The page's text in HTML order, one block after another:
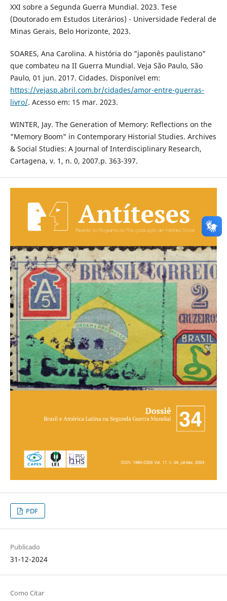
XXI sobre a Segunda Guerra Mundial. 2023. Tese
(Doutorado em Estudos Literários) - Universidade Federal de
Minas Gerais, Belo Horizonte, 2023.
SOARES, Ana Carolina. A história do "japonês paulistano"
que combateu na II Guerra Mundial. Veja São Paulo, São
Paulo, 01 jun. 2017. Cidades. Disponível em:
https://vejasp.abril.com.br/cidades/amor-entre-guerras-
livro/. Acesso em: 15 mar. 2023.
WINTER, Jay. The Generation of Memory: Reflections on the
"Memory Boom" in Contemporary Historial Studies. Archives
& Social Studies: A Journal of Interdisciplinary Research,
Cartagena, v. 1, n. 0, 2007.p. 363-397.
PDF
Publicado
31-12-2024
Como Citar